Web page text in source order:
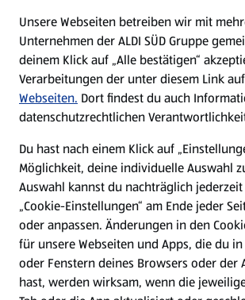
Nachhaltigkeit
Karriere
Presse
Hilfe & Kontakt
(öffnet in einem neuen Tab)
Unternehmen
Folge uns hier:
Unsere Webseiten betreiben wir mit
Unternehmen der ALDI SÜD Gruppe
deinem Klick auf „Alle bestätigen“
Verarbeitungen der unter diesem Link
Webseiten. Dort findest du auch
datenschutzrechtlichen
Du hast nach einem Klick auf
Möglichkeit, deine individuelle Auswahl
Auswahl kannst du nachträglich
„Cookie-Einstellungen“ am Ende jeder
oder anpassen. Änderungen in den
für unsere Webseiten und Apps, die du
oder Fenstern deines Browsers oder der
hast, werden wirksam, wenn die